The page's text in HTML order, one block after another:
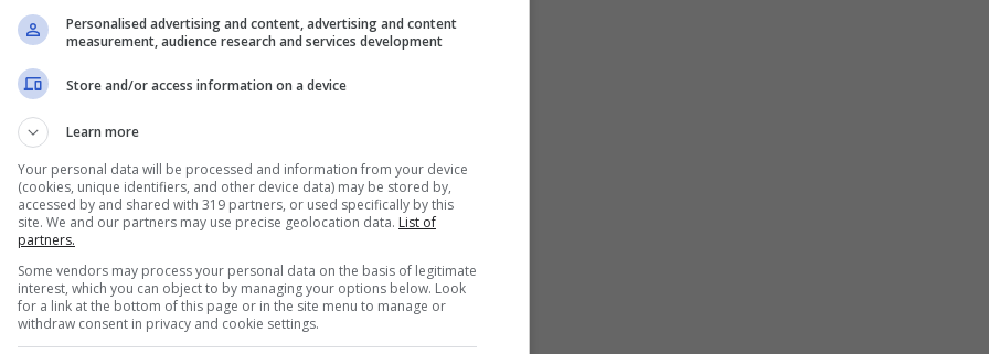
di Teheran in Iran, esiste al mondo una
degli effetti benefici per i malati di diabete.In
loro, un aumento repentino degli zuccheri nel
si chiama Prediabete ed è bene conoscerlo
Personalised advertising and content, advertising and content
measurement, audience research and services development
Store and/or access information on a device
Learn more
Your personal data will be processed and information from your device
(cookies, unique identifiers, and other device data) may be stored by,
accessed by and shared with 319 partners, or used specifically by this
site. We and our partners may use precise geolocation data. List of
partners.
Some vendors may process your personal data on the basis of legitimate
interest, which you can object to by managing your options below. Look
for a link at the bottom of this page or in the site menu to manage or
withdraw consent in privacy and cookie settings.